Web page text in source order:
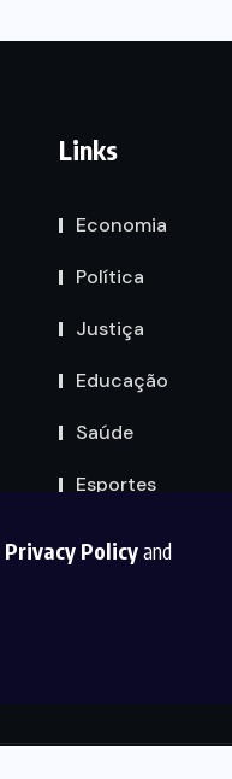
Privacy Policyand
Links
Economia
Política
Justiça
Educação
Saúde
Esportes